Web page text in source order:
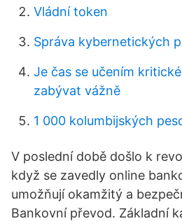
Vládní token
Správa kybernetických
Je čas se učením
zabývat vážně
1 000 kolumbijských
V poslední době došlo k
když se zavedly online
umožňují okamžitý a
Bankovní převod. Základní